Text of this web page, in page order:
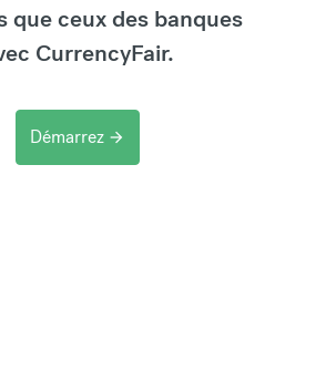
que ceux des banques
CurrencyFair.
Démarrez arrow_forward